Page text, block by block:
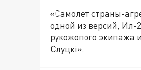
«Самолет страны-
одной из версий, Ил-
рукожопого экипажа
Слуцкi».